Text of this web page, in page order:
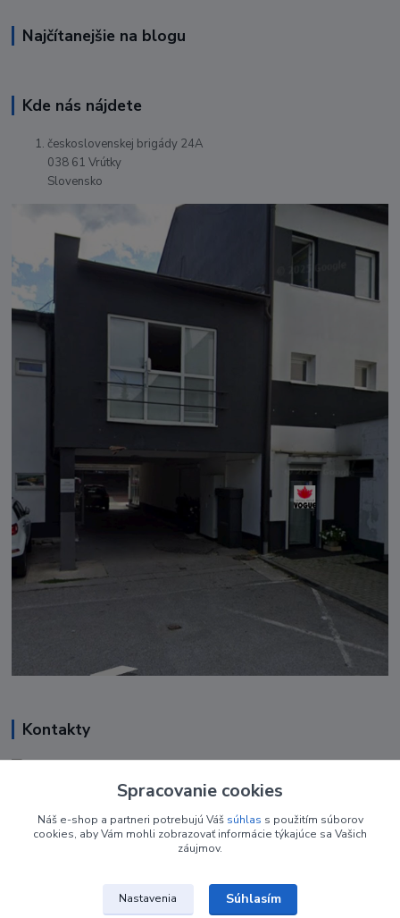
Najčítanejšie na blogu
Kde nás nájdete
československej brigády 24A
038 61 Vrútky
Slovensko
Kontakty
+421 948 050 205
nechtovyobchodik@gmail.com
Spracovanie cookies
Náš e-shop a partneri potrebujú Váš súhlas s použitím súborov
cookies, aby Vám mohli zobrazovať informácie týkajúce sa Vašich
záujmov.
Nastavenia Súhlasím